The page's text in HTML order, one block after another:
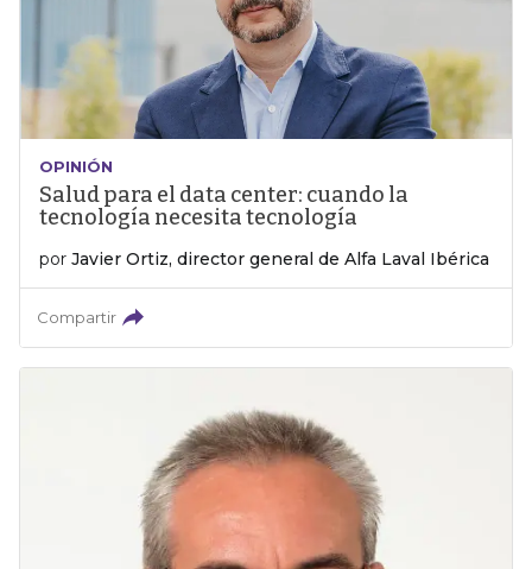
OPINIÓN
Salud para el data center: cuando la
tecnología necesita tecnología
por Javier Ortiz, director general de Alfa Laval Ibérica
Compartir